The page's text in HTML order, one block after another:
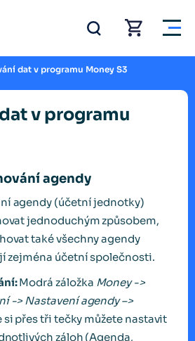
dat v programu Money S3
v programu
agendy
agendy (účetní jednotky)
jednoduchým způsobem,
také všechny agendy
zejména účetní společnosti.
Modrá záložka Money ->
-> Nastavení agendy –>
si přes tři tečky můžete nastavit
záloh (Agenda,